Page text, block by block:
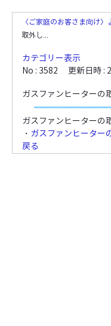
〈ご家庭のお客さま向け
取外し...
カテゴリー表示
No : 3582
更新日時 :
ガスファンヒーターの
ガスファンヒーターの
・ ガスファンヒーター
戻る